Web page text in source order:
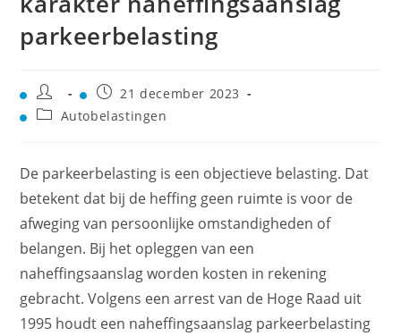
parkeerbelasting
21 december 2023
Autobelastingen
De parkeerbelasting is een objectieve belasting. Dat
betekent dat bij de heffing geen ruimte is voor de
afweging van persoonlijke omstandigheden of
belangen. Bij het opleggen van een
naheffingsaanslag worden kosten in rekening
gebracht. Volgens een arrest van de Hoge Raad uit
1995 houdt een naheffingsaanslag parkeerbelasting